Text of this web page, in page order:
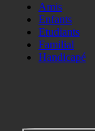
Amis
Enfants
Etudiants
Familial
Handicapé